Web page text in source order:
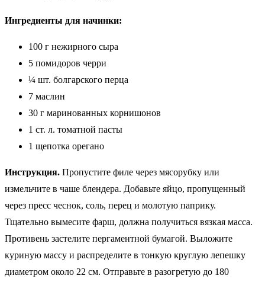
Ингредиенты для начинки:
100 г нежирного сыра
5 помидоров черри
¼ шт. болгарского перца
7 маслин
30 г маринованных корнишонов
1 ст. л. томатной пасты
1 щепотка орегано
Инструкция. Пропустите филе через мясорубку или
измельчите в чаше блендера. Добавьте яйцо, пропущенный
через пресс чеснок, соль, перец и молотую паприку.
Тщательно вымесите фарш, должна получиться вязкая масса.
Противень застелите пергаментной бумагой. Выложите
куриную массу и распределите в тонкую круглую лепешку
диаметром около 22 см. Отправьте в разогретую до 180